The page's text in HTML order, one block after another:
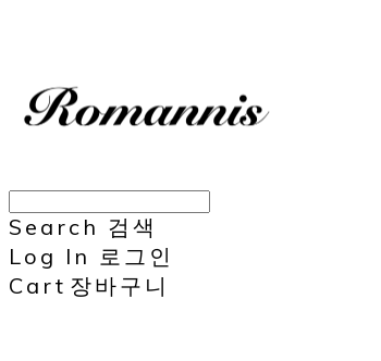
Search 검색
Log In 로그인
Cart 장바구니